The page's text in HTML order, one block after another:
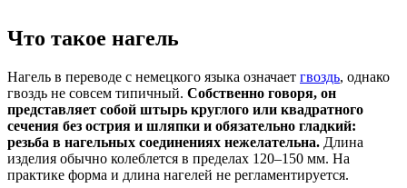
Что такое нагель
Нагель в переводе с немецкого языка означает гвоздь, однако
гвоздь не совсем типичный. Собственно говоря, он
представляет собой штырь круглого или квадратного
сечения без острия и шляпки и обязательно гладкий:
резьба в нагельных соединениях нежелательна. Длина
изделия обычно колеблется в пределах 120–150 мм. На
практике форма и длина нагелей не регламентируется.